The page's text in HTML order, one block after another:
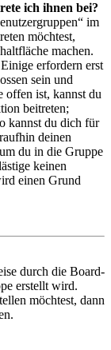
ich ihnen bei?
im
möchtest,
machen.
erfordern erst
sein und
offen ist, kannst du
beitreten;
kannst du dich für
deinen
du in die Gruppe
keinen
einen Grund
durch die Board-
erstellt wird.
möchtest, dann